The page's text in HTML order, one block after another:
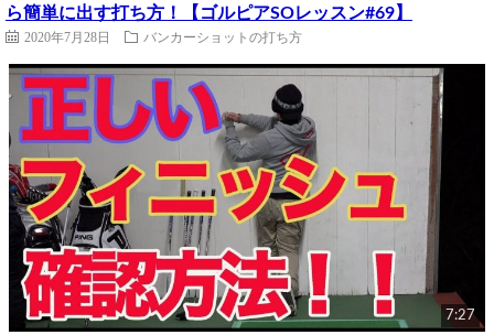
ら簡単に出す打ち方！【ゴルピアSOレッスン#69】
2020年7月28日 バンカーショットの打ち方
7:27